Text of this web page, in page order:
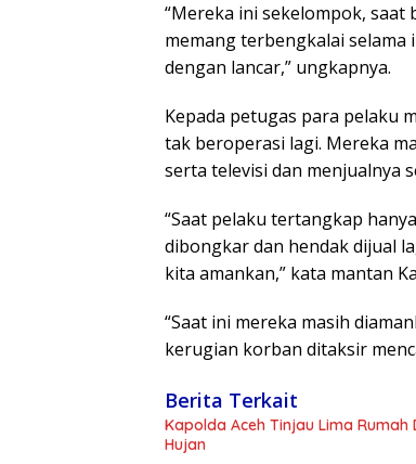
“Mereka ini sekelompok,
memang terbengkalai selama
dengan lancar,” ungkapnya.
Kepada petugas para pelaku
tak beroperasi lagi. Mereka
serta televisi dan menjualnya
“Saat pelaku tertangkap
dibongkar dan hendak dijual
kita amankan,” kata mantan
“Saat ini mereka masih
kerugian korban ditaksir
Berita Terkait
Kapolda Aceh Tinjau Lima
Hujan